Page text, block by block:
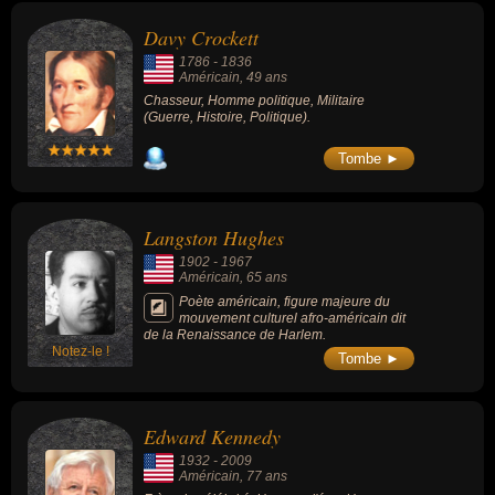
Davy Crockett
1786 - 1836
Américain, 49 ans
Chasseur, Homme politique, Militaire
(Guerre, Histoire, Politique).
Tombe ►
Notez-le !
Langston Hughes
1902 - 1967
Américain , 65 ans
Poète américain, figure majeure du
mouvement culturel afro-américain dit
de la Renaissance de Harlem.
Tombe ►
Edward Kennedy
1932 - 2009
Américain, 77 ans